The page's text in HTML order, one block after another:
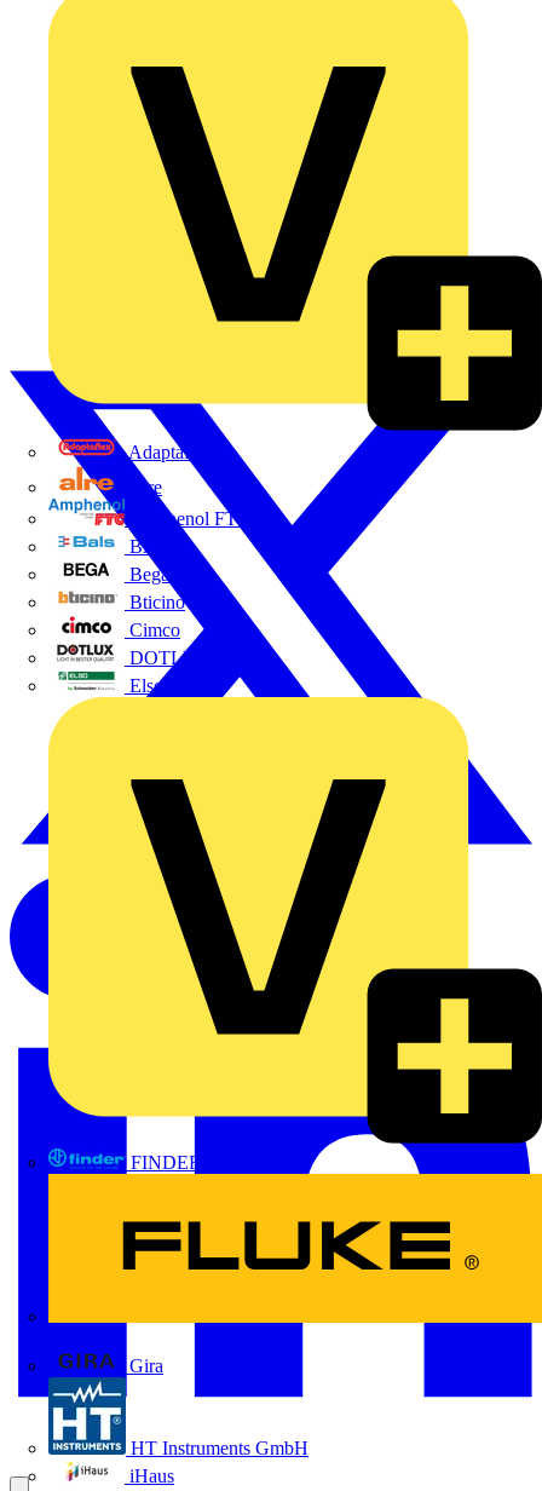
Adaptaflex
Alre
Amphenol FTG
BALS
Bega
Bticino
Cimco
DOTLUX GmbH
Elso
FINDER
Gira
HT Instruments GmbH
iHaus